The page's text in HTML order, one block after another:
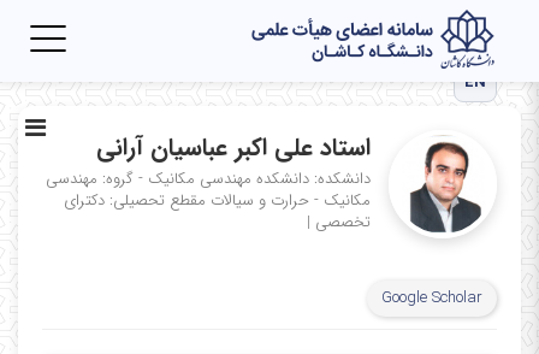
EN
استاد علی اکبر عباسیان آرانی
دانشکده: دانشکده مهندسی مکانیک - گروه: مهندسی
مکانیک - حرارت و سیالات مقطع تحصیلی: دکترای
تخصصی |
Google Scholar